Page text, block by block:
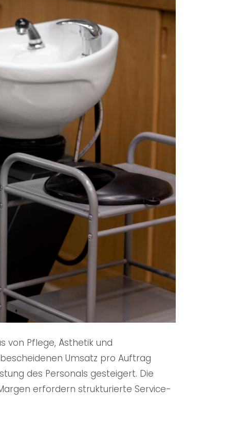
von Pflege, Ästhetik und
Umsatz pro Auftrag
des Personals gesteigert. Die
erfordern strukturierte Service-